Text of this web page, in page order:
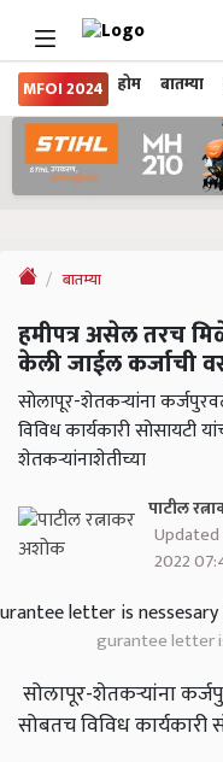
MFOI 2024 होम बातम्या
बातम्या
हमीपत्र असेल तरच
केली जाईल कर्जाची
सोलापूर-शेतकऱ्यांना
विविध कार्यकारी सोसायटी
शेतकऱ्यांनाशेतीच्या
पाटील
Updated
2022
gurantee letter
सोलापूर-शेतकऱ्यांना
सोबतच विविध कार्यकारी